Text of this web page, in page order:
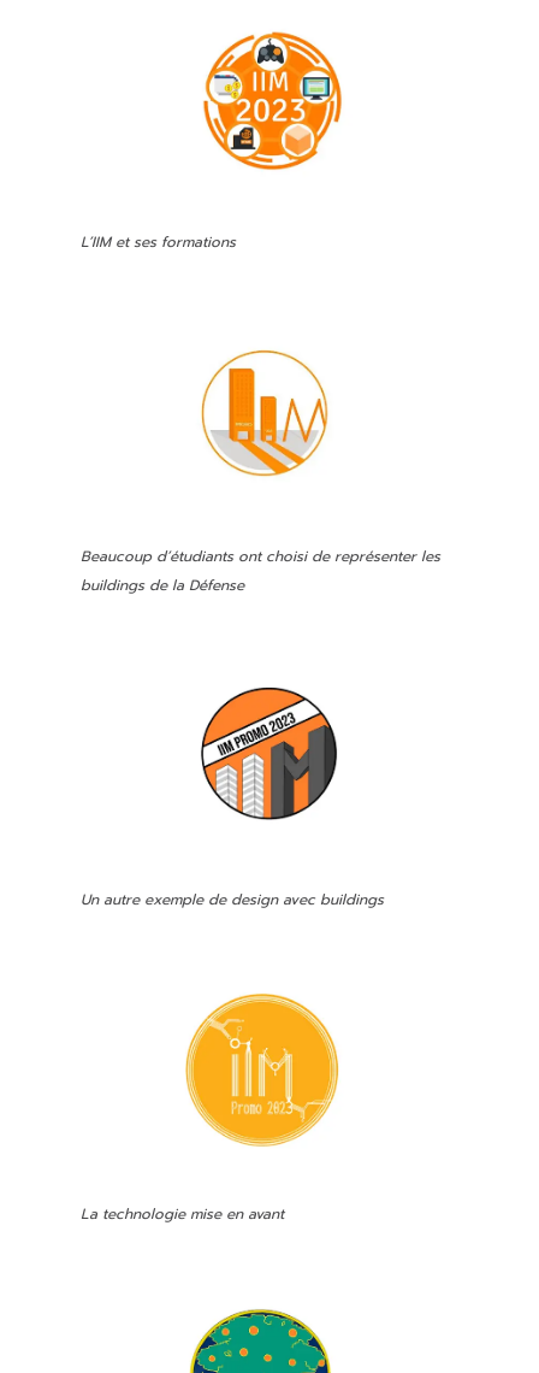
L’IIM et ses formations
Beaucoup d’étudiants ont choisi de représenter les
buildings de la Défense
Un autre exemple de design avec buildings
La technologie mise en avant